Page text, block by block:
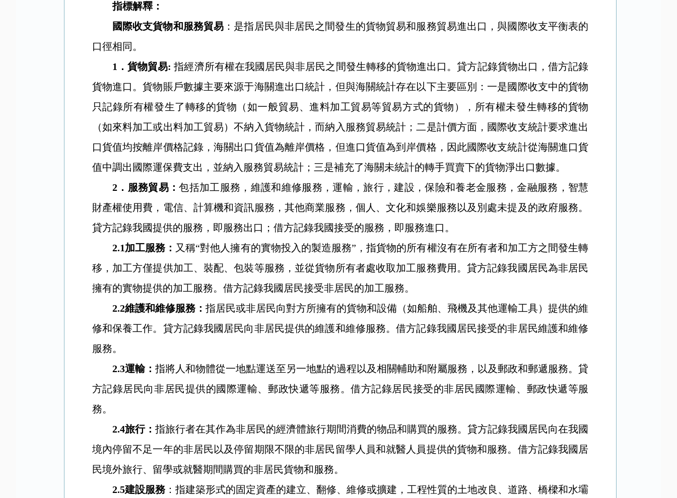
指標解釋：
國際收支貨物和服務貿易 ：是指居民與非居民之間發生的貨物貿易和服務貿易進出口，與國際收支平衡表的
口徑相同。
1 ．貨物貿易: 指經濟所有權在我國居民與非居民之間發生轉移的貨物進出口。貸方記錄貨物出口，借方記錄
貨物進口。貨物賬戶數據主要來源于海關進出口統計，但與海關統計存在以下主要區別：一是國際收支中的貨物
只記錄所有權發生了轉移的貨物（如一般貿易、進料加工貿易等貿易方式的貨物），所有權未發生轉移的貨物
（如來料加工或出料加工貿易）不納入貨物統計，而納入服務貿易統計；二是計價方面，國際收支統計要求進出
口貨值均按離岸價格記錄，海關出口貨值為離岸價格，但進口貨值為到岸價格，因此國際收支統計從海關進口貨
值中調出國際運保費支出，並納入服務貿易統計；三是補充了海關未統計的轉手買賣下的貨物淨出口數據。
2． 服務貿易：包括加工服務，維護和維修服務，運輸，旅行，建設，保險和養老金服務，金融服務，智慧
財產權使用費，電信、計算機和資訊服務，其他商業服務，個人、文化和娛樂服務以及別處未提及的政府服務。
貸方記錄我國提供的服務，即服務出口；借方記錄我國接受的服務，即服務進口。
2.1加工服務： 又稱“對他人擁有的實物投入的製造服務”，指貨物的所有權沒有在所有者和加工方之間發生轉
移，加工方僅提供加工、裝配、包裝等服務，並從貨物所有者處收取加工服務費用。貸方記錄我國居民為非居民
擁有的實物提供的加工服務。借方記錄我國居民接受非居民的加工服務。
2.2維護和維修服務： 指居民或非居民向對方所擁有的貨物和設備（如船舶、飛機及其他運輸工具）提供的維
修和保養工作。貸方記錄我國居民向非居民提供的維護和維修服務。借方記錄我國居民接受的非居民維護和維修
服務。
2.3運輸： 指將人和物體從一地點運送至另一地點的過程以及相關輔助和附屬服務，以及郵政和郵遞服務。貸
方記錄居民向非居民提供的國際運輸、郵政快遞等服務。借方記錄居民接受的非居民國際運輸、郵政快遞等服
務。
2.4旅行： 指旅行者在其作為非居民的經濟體旅行期間消費的物品和購買的服務。貸方記錄我國居民向在我國
境內停留不足一年的非居民以及停留期限不限的非居民留學人員和就醫人員提供的貨物和服務。借方記錄我國居
民境外旅行、留學或就醫期間購買的非居民貨物和服務。
2.5建設服務：指建築形式的固定資產的建立、翻修、維修或擴建，工程性質的土地改良、道路、橋樑和水壩